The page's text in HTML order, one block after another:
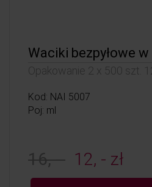
Waciki bezpyłowe
Opakowanie 2 x 500 szt.
Kod: NAI 5007
Poj: ml
16, - 12, - zł